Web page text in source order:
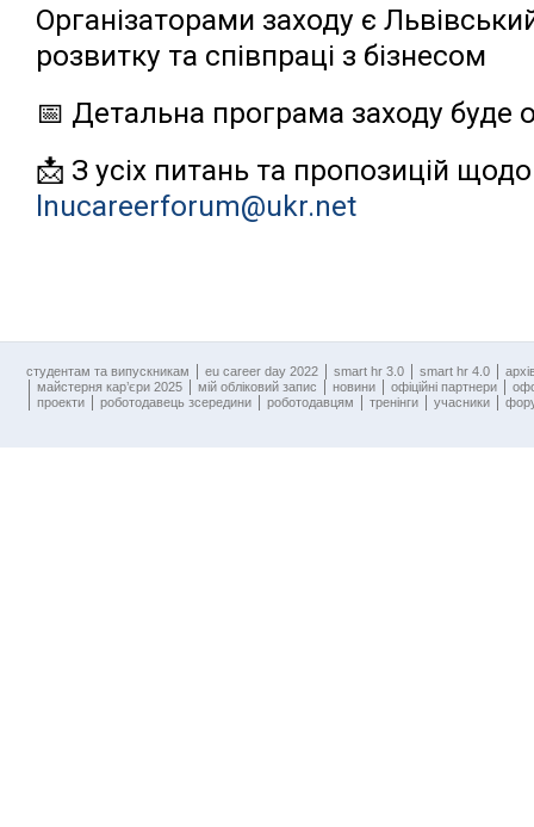
Організаторами заходу є
розвитку та співпраці з бізнесом
📅 Детальна програма заходу буде
📩 З усіх питань та пропозицій щодо
lnucareerforum@ukr.net
cтудентам та випускникам eu career day 2022 smart hr 3.0 smart hr 4.0
майстерня кар’єри 2025
мій обліковий запис новини офіційні партнери
проекти
роботодавець зсередини роботодавцям тренінги учасники